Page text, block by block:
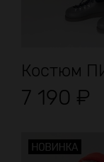
Костюм
7 190 ₽